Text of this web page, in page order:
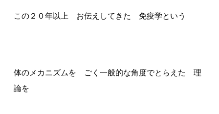
この２０年以上 お伝えしてきた 免疫学という
体のメカニズムを ごく一般的な角度でとらえた 理
論を